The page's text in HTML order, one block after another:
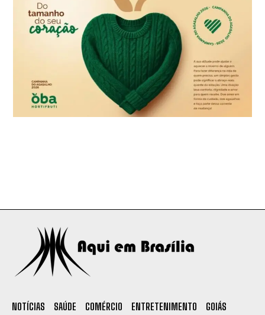
NOTÍCIAS SAÚDE COMÉRCIO ENTRETENIMENTO
GOIÁS